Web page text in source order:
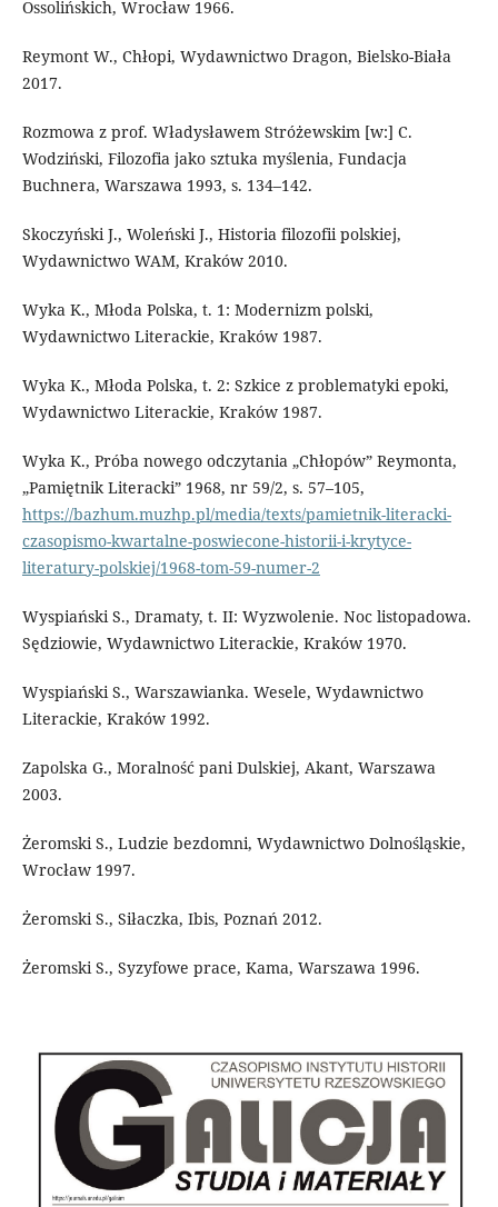
Ossolińskich, Wrocław 1966.
Reymont W., Chłopi, Wydawnictwo Dragon, Bielsko-Biała
2017.
Rozmowa z prof. Władysławem Stróżewskim [w:] C.
Wodziński, Filozofia jako sztuka myślenia, Fundacja
Buchnera, Warszawa 1993, s. 134–142.
Skoczyński J., Woleński J., Historia filozofii polskiej,
Wydawnictwo WAM, Kraków 2010.
Wyka K., Młoda Polska, t. 1: Modernizm polski,
Wydawnictwo Literackie, Kraków 1987.
Wyka K., Młoda Polska, t. 2: Szkice z problematyki epoki,
Wydawnictwo Literackie, Kraków 1987.
Wyka K., Próba nowego odczytania „Chłopów” Reymonta,
„Pamiętnik Literacki” 1968, nr 59/2, s. 57–105,
https://bazhum.muzhp.pl/media/texts/pamietnik-literacki-
czasopismo-kwartalne-poswiecone-historii-i-krytyce-
literatury-polskiej/1968-tom-59-numer-2
Wyspiański S., Dramaty, t. II: Wyzwolenie. Noc listopadowa.
Sędziowie, Wydawnictwo Literackie, Kraków 1970.
Wyspiański S., Warszawianka. Wesele, Wydawnictwo
Literackie, Kraków 1992.
Zapolska G., Moralność pani Dulskiej, Akant, Warszawa
2003.
Żeromski S., Ludzie bezdomni, Wydawnictwo Dolnośląskie,
Wrocław 1997.
Żeromski S., Siłaczka, Ibis, Poznań 2012.
Żeromski S., Syzyfowe prace, Kama, Warszawa 1996.